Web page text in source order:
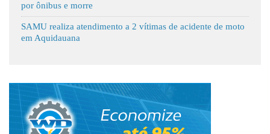
por ônibus e morre
SAMU realiza atendimento a 2 vítimas de acidente de moto
em Aquidauana